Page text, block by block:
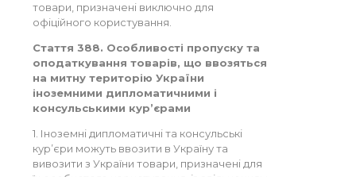
товари, призначені виключно для
офіційного користування.
Стаття 388. Особливості пропуску та
оподаткування товарів, що ввозяться
на митну територію України
іноземними дипломатичними і
консульськими кур’єрами
1. Іноземні дипломатичні та консульські
кур’єри можуть ввозити в Україну та
вивозити з України товари, призначені для